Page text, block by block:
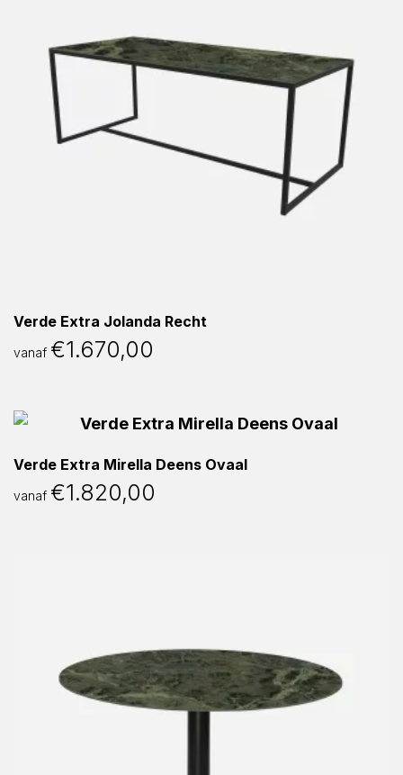
Verde Extra Jolanda Recht
vanaf €1.670,00
Verde Extra Mirella Deens Ovaal
vanaf €1.820,00